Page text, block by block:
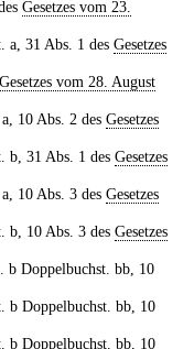
Gesetzes vom 23.
a, 31 Abs. 1 des Gesetzes
Gesetzes vom 28. August
10 Abs. 2 des Gesetzes
b, 31 Abs. 1 des Gesetzes
10 Abs. 3 des Gesetzes
b, 10 Abs. 3 des Gesetzes
b Doppelbuchst. bb, 10
b Doppelbuchst. bb, 10
b Doppelbuchst. bb, 10